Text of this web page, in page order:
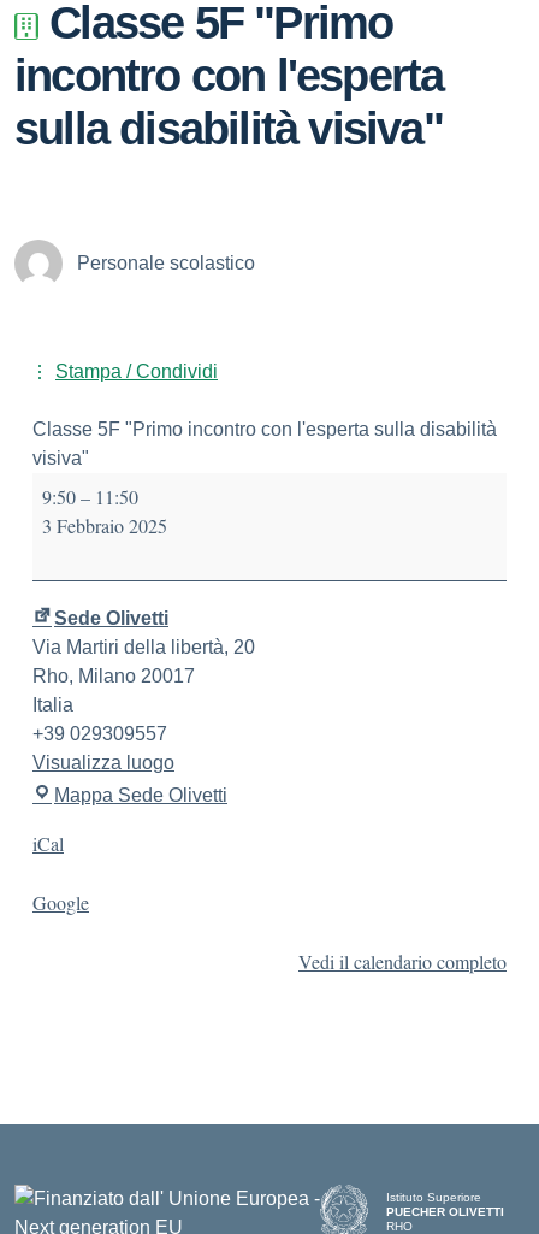
Classe 5F "Primo
incontro con l'esperta
sulla disabilità visiva"
Personale scolastico
Stampa / Condividi
Classe 5F "Primo incontro con l'esperta sulla disabilità
visiva"
9:50– 11:50
3 Febbraio 2025
Sede Olivetti
Via Martiri della libertà, 20
Rho, Milano 20017
Italia
+39 029309557
Visualizza luogo
Mappa Sede Olivetti
iCal
Google
Vedi il calendario completo
Istituto Superiore
PUECHER OLIVETTI
RHO